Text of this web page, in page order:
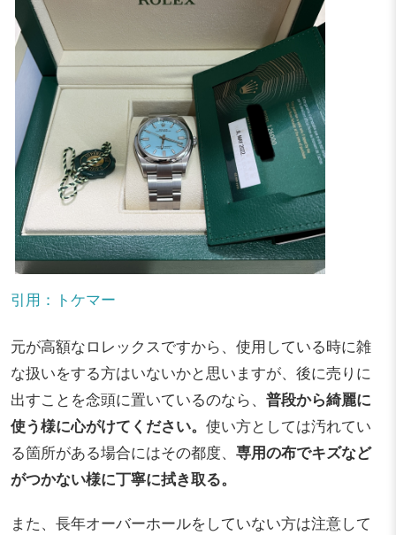
引用：トケマー
元が高額なロレックスですから、使用している時に雑
な扱いをする方はいないかと思いますが、後に売りに
出すことを念頭に置いているのなら、 普段から綺麗に
使う様に心がけてください。 使い方としては汚れてい
る箇所がある場合にはその都度、 専用の布でキズなど
がつかない様に丁寧に拭き取る。
また、長年オーバーホールをしていない方は注意して